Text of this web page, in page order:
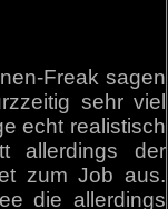
Freak sagen
sehr viel
echt realistisch
allerdings der
zum Job aus.
die allerdings